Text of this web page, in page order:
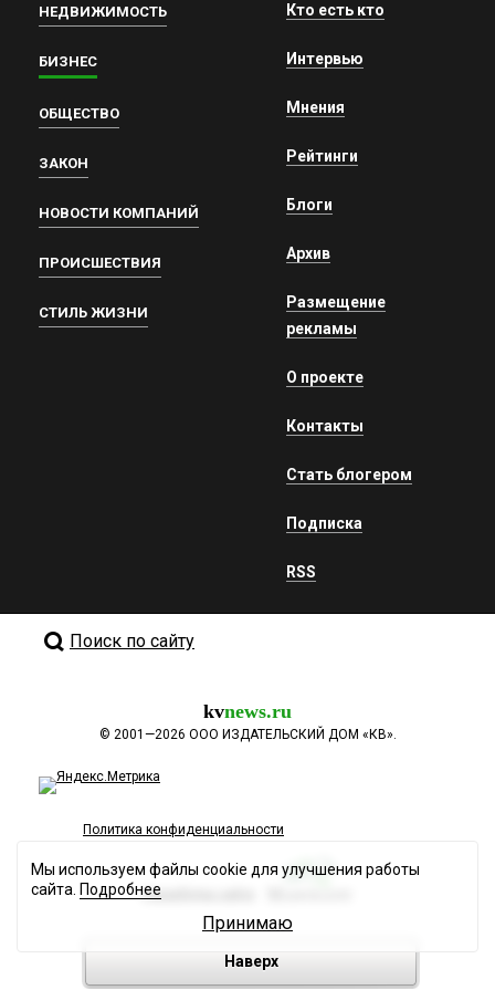
НЕДВИЖИМОСТЬ
БИЗНЕС
ОБЩЕСТВО
ЗАКОН
НОВОСТИ КОМПАНИЙ
ПРОИСШЕСТВИЯ
СТИЛЬ ЖИЗНИ
Кто есть кто
Интервью
Мнения
Рейтинги
Блоги
Архив
Размещение
рекламы
О проекте
Контакты
Стать блогером
Подписка
RSS
Поиск по сайту
kvnews.ru
© 2001—2026 ООО ИЗДАТЕЛЬСКИЙ ДОМ «КВ».
Политика конфиденциальности
Разработка сайта
Наверх
Мы используем файлы cookie для улучшения работы
сайта. Подробнее
Принимаю